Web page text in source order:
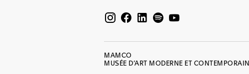
MAMCO
MUSÉE D’ART MODERNE ET CONTEMPORAIN